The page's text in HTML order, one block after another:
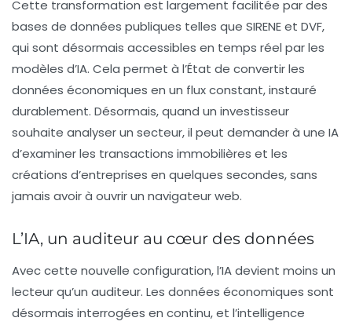
Cette transformation est largement facilitée par des
bases de données publiques telles que SIRENEet DVF,
qui sont désormais accessibles en temps réel par les
modèles d’IA. Cela permet à l’État de convertir les
données économiques en un flux constant, instauré
durablement. Désormais, quand un investisseur
souhaite analyser un secteur, il peut demander à une IA
d’examiner les transactions immobilières et les
créations d’entreprises en quelques secondes, sans
jamais avoir à ouvrir un navigateur web.
L’IA, un auditeur au cœur des données
Avec cette nouvelle configuration, l’IA devient moins un
lecteur qu’un auditeur. Les données économiques sont
désormais interrogées en continu, et l’intelligence